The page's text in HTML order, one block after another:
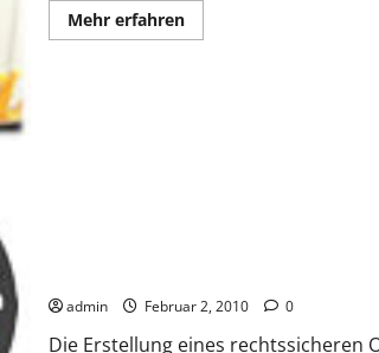
Mehr erfahrenMehr
Informationen
admin Februar 2, 2010 0
Die Erstellung eines rechtssicheren